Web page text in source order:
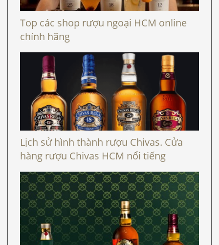
Top các shop rượu ngoại HCM online
chính hãng
Lịch sử hình thành rượu Chivas. Cửa
hàng rượu Chivas HCM nổi tiếng